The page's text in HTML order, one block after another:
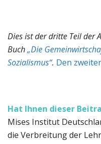
Dies ist der dritte Teil der
Buch„Die
Sozialismus“. Den
Hat Ihnen dieser
Mises Institut
die Verbreitung der